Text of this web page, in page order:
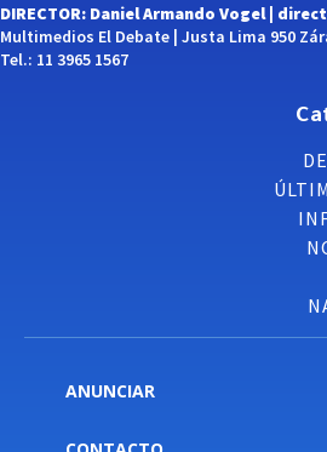
DIRECTOR: Daniel Armando Vogel |
Multimedios El Debate | Justa Lima 950
Tel.: 11 3965 1567
ANUNCIAR